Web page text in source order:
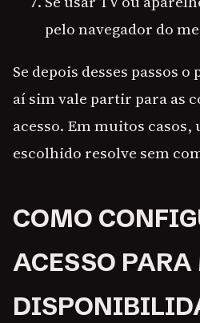
pelo navegador do
Se depois desses passos
aí sim vale partir para as
acesso. Em muitos casos,
escolhido resolve sem
COMO
ACESSO